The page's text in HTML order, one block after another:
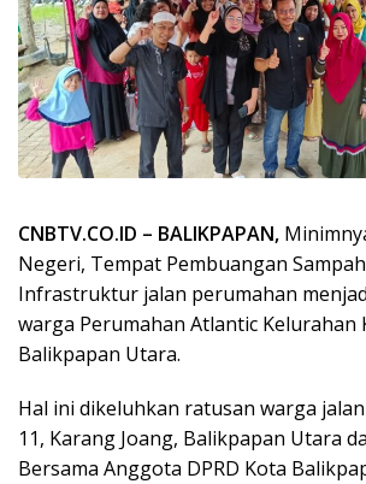
CNBTV.CO.ID – BALIKPAPAN,
Negeri, Tempat Pembuangan
Infrastruktur jalan perumahan
warga Perumahan Atlantic Kelurahan
Balikpapan Utara.
Hal ini dikeluhkan ratusan warga
11, Karang Joang, Balikpapan Utara
Bersama Anggota DPRD Kota